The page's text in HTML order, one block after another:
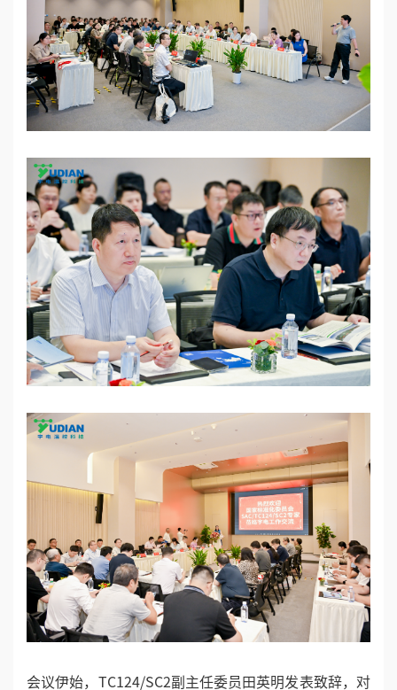
会议伊始，TC124/SC2副主任委员田英明发表致辞，对